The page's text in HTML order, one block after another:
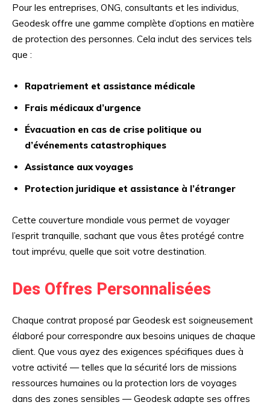
Pour les entreprises, ONG, consultants et les individus,
Geodesk offre une gamme complète d’options en matière
de protection des personnes. Cela inclut des services tels
que :
Rapatriement et assistance médicale
Frais médicaux d’urgence
Évacuation en cas de crise politique ou
d’événements catastrophiques
Assistance aux voyages
Protection juridique et assistance à l’étranger
Cette couverture mondiale vous permet de voyager
l’esprit tranquille, sachant que vous êtes protégé contre
tout imprévu, quelle que soit votre destination.
Des Offres Personnalisées
Chaque contrat proposé par Geodesk est soigneusement
élaboré pour correspondre aux besoins uniques de chaque
client. Que vous ayez des exigences spécifiques dues à
votre activité — telles que la sécurité lors de missions
ressources humaines ou la protection lors de voyages
dans des zones sensibles — Geodesk adapte ses offres